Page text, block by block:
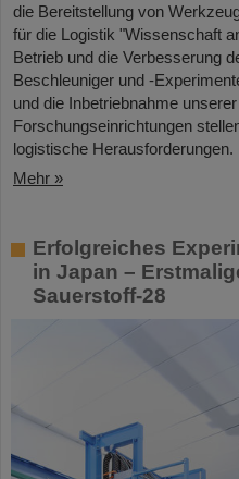
die Bereitstellung von
für die Logistik "Wissenschaft
Betrieb und die Verbesserung
Beschleuniger und -
und die Inbetriebnahme
Forschungseinrichtungen
logistische
Mehr »
Erfolgreiches
in Japan –
Sauerstoff-28